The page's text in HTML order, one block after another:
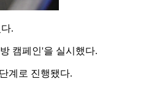
.
캠페인'을 실시했다.
계로 진행됐다.